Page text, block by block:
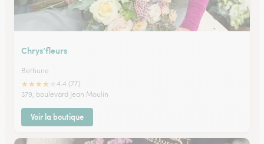
Chrys’fleurs
Bethune
★★★★
4.4 (77)
379, boulevard Jean Moulin
Voir la boutique